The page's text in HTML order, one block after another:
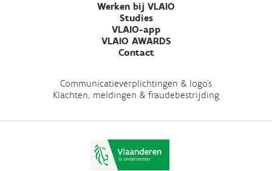
Werken bij VLAIO
Studies
VLAIO-app
VLAIO AWARDS
Contact
Communicatieverplichtingen & logo's
Klachten, meldingen & fraudebestrijding